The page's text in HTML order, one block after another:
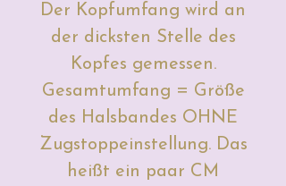
Der Kopfumfang wird an
der dicksten Stelle des
Kopfes gemessen.
Gesamtumfang = Größe
des Halsbandes OHNE
Zugstoppeinstellung. Das
heißt ein paar CM